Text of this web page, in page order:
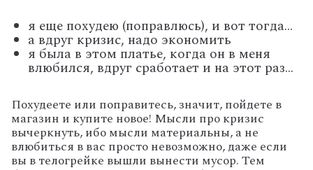
я еще похудею (поправлюсь), и вот тогда...
а вдруг кризис, надо экономить
я была в этом платье, когда он в меня
влюбился, вдруг сработает и на этот раз...
Похудеете или поправитесь, значит, пойдете в
магазин и купите новое! Мысли про кризис
вычеркнуть, ибо мысли материальны, а не
влюбиться в вас просто невозможно, даже если
вы в телогрейке вышли вынести мусор. Тем